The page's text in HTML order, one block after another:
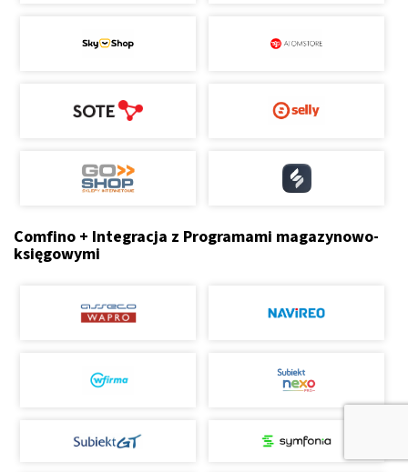
Comfino + Integracja z Programami magazynowo-
księgowymi